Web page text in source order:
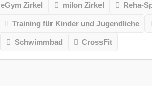
eGym Zirkel milon Zirkel Reha-
Training für Kinder und Jugendliche
Schwimmbad CrossFit